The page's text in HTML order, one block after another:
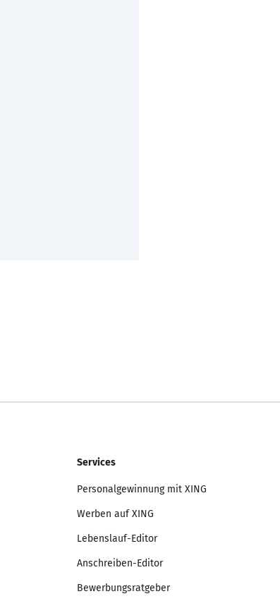
Services
Personalgewinnung mit XING
Werben auf XING
Lebenslauf-Editor
Anschreiben-Editor
Bewerbungsratgeber